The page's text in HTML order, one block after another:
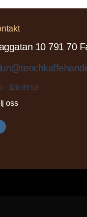
10 791 70
- 328 99 53
oss